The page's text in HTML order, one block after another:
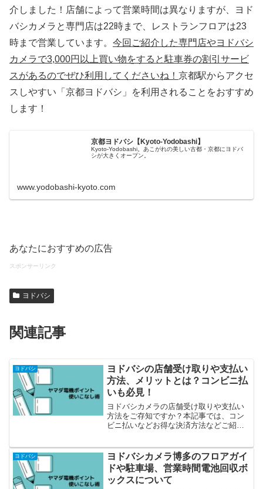
介しました！店舗によって営業時間は異なりますが、ヨド
バシカメラと専門店は22時まで、レストランフロアは23
時まで営業しています。 今回ご紹介した専門店やヨドバシ
カメラで3,000円以上買い物をすると駐車券の割引サービ
スがあるのでぜひ利用してくださいね！ 京都駅からアクセ
スしやすい「京都ヨドバシ」を利用されることをおすすめ
します！
京都ヨドバシ【Kyoto-Yodobashi】
Kyoto-Yodobashi。あこがれの美しい古都・京都にヨドバ
シが大きくオープン。
www.yodobashi-kyoto.com
あなたにおすすめの広告
スポンサーリンク
ヨドバシ
関連記事
ヨドバシ
ヨドバシの店舗受け取りや支払い
方法、メリットとは？コンビニ払
いも必見！
ヨドバシカメラの店舗受け取りや支払い
方法をご存知ですか？本記事では、コン
ビニ払いなどお得な決済方法などご紹介
ヨドバシ
ヨドバシカメラ博多のフロアガイ
ドや駐車場、営業時間電池回収ボ
ックスについて